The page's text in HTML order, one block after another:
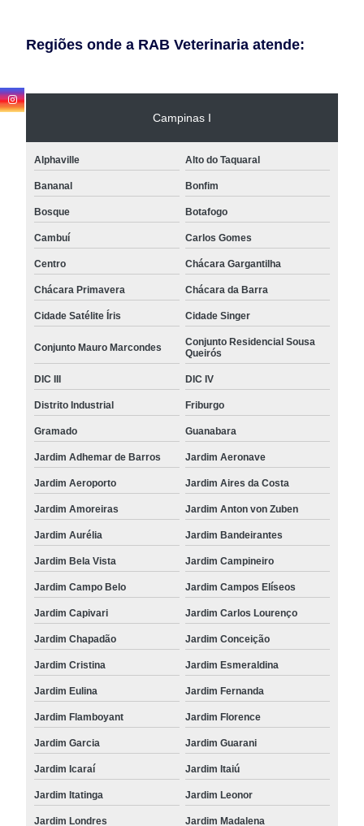
Regiões onde a RAB Veterinaria atende:
Campinas I
Alphaville Alto do Taquaral
Bananal Bonfim
Bosque Botafogo
Cambuí Carlos Gomes
Centro Chácara Gargantilha
Chácara Primavera Chácara da Barra
Cidade Satélite Íris Cidade Singer
Conjunto Mauro Marcondes
Conjunto Residencial Sousa
Queirós
DIC III DIC IV
Distrito Industrial Friburgo
Gramado Guanabara
Jardim Adhemar de Barros Jardim Aeronave
Jardim Aeroporto Jardim Aires da Costa
Jardim Amoreiras Jardim Anton von Zuben
Jardim Aurélia Jardim Bandeirantes
Jardim Bela Vista Jardim Campineiro
Jardim Campo Belo Jardim Campos Elíseos
Jardim Capivari Jardim Carlos Lourenço
Jardim Chapadão Jardim Conceição
Jardim Cristina Jardim Esmeraldina
Jardim Eulina Jardim Fernanda
Jardim Flamboyant Jardim Florence
Jardim Garcia Jardim Guarani
Jardim Icaraí Jardim Itaiú
Jardim Itatinga Jardim Leonor
Jardim Londres Jardim Madalena